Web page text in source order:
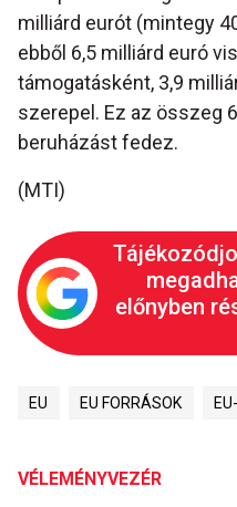
milliárd eurót (mintegy
ebből 6,5 milliárd euró
támogatásként, 3,9
szerepel. Ez az összeg
beruházást fedez.
(MTI)
előnyben
EU EU FORRÁSOK
VÉLEMÉNYVEZÉR